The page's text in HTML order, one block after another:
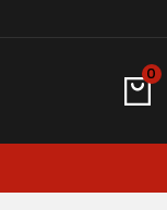
0